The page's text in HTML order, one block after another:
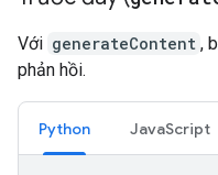
Với generateContent ,
phản hồi.
Python JavaScript